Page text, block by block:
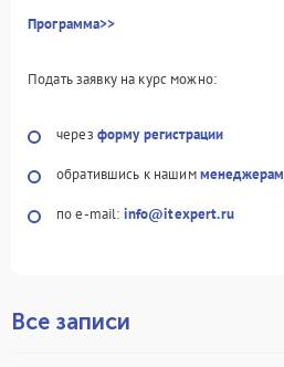
Программа>>
Подать заявку на курс можно:
через форму регистрации
обратившись к нашимменеджерам
по e-mail: info@itexpert.ru
Все записи